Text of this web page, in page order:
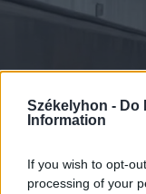
Székelyhon - Do
Information
If you wish to opt-
processing of your